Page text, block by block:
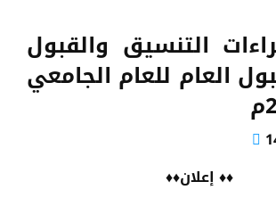
التنسيق والقبول
العام للعام الجامعي
♦♦ إعلان♦♦